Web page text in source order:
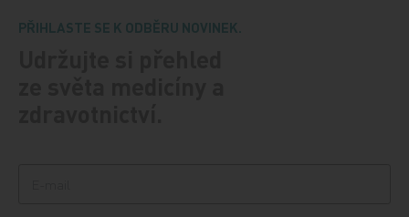
PŘIHLASTE SE K ODBĚRU NOVINEK.